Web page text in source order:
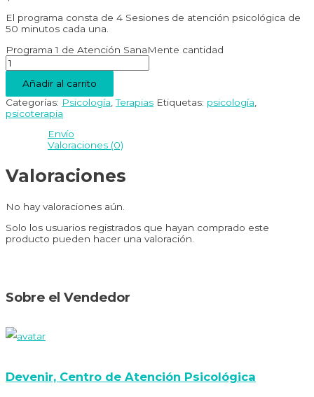
El programa consta de 4 Sesiones de atención psicológica de
50 minutos cada una.
Programa 1 de Atención SanaMente cantidad
Añadir al carrito
Categorías: Psicología ,Terapias Etiquetas: psicología
psicoterapia
Envío
Valoraciones (0)
Valoraciones
No hay valoraciones aún.
Solo los usuarios registrados que hayan comprado este
producto pueden hacer una valoración.
Sobre el Vendedor
Devenir, Centro de Atención Psicológica